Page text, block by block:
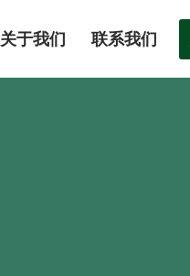
关于我们 联系我们